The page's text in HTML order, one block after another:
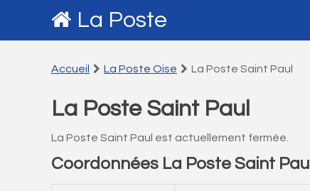
La Poste
Accueil La Poste Oise La Poste Saint Paul
La Poste Saint Paul
La Poste Saint Paul est actuellement fermée.
Coordonnées La Poste Saint Paul